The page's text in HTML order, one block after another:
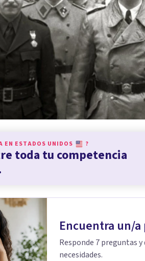
EN ESTADOS UNIDOS ?
toda tu competencia
Encuentra un/
Responde 7 preguntas
necesidades.